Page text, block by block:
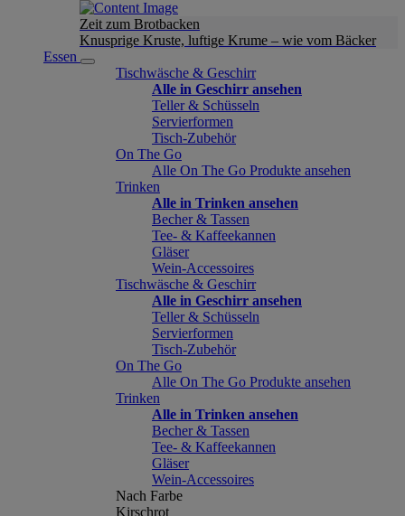
Zeit zum Brotbacken
Knusprige Kruste, luftige Krume – wie vom Bäcker
Essen
Tischwäsche & Geschirr
Alle in Geschirr ansehen
Teller & Schüsseln
Servierformen
Tisch-Zubehör
On The Go
Alle On The Go Produkte ansehen
Trinken
Alle in Trinken ansehen
Becher & Tassen
Tee- & Kaffeekannen
Gläser
Wein-Accessoires
Tischwäsche & Geschirr
Alle in Geschirr ansehen
Teller & Schüsseln
Servierformen
Tisch-Zubehör
On The Go
Alle On The Go Produkte ansehen
Trinken
Alle in Trinken ansehen
Becher & Tassen
Tee- & Kaffeekannen
Gläser
Wein-Accessoires
Nach Farbe
Kirschrot